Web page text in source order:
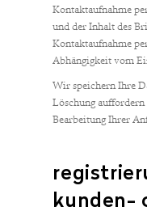
Kontaktaufnahme
und der Inhalt des
Kontaktaufnahme
Abhängigkeit vom
Wir speichern Ihre
Löschung
Bearbeitung Ihrer
kunden-